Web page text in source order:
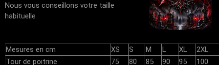
Nous vous conseillons votre taille
habituelle
Mesures en cm XS S M L XL
2XL
Tour de poitrine
75 80 85 90 95
100